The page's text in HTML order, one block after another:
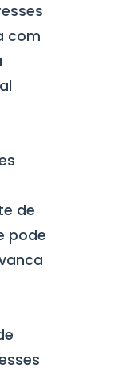
com
de
pode